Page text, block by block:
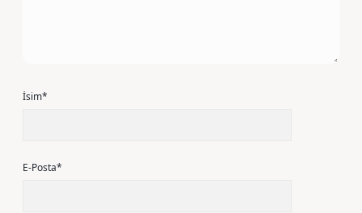
İsim*
E-Posta*